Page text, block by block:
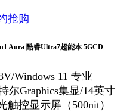
抢购
Aura 酷睿Ultra7超能本 5GCD
Windows 11 专业
尔Graphics集显/14英寸
触控显示屏（500nit）